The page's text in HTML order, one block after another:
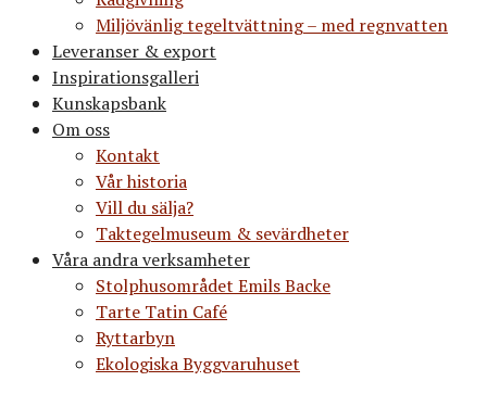
Miljövänlig tegeltvättning – med regnvatten
Leveranser & export
Inspirationsgalleri
Kunskapsbank
Om oss
Kontakt
Vår historia
Vill du sälja?
Taktegelmuseum & sevärdheter
Våra andra verksamheter
Stolphusområdet Emils Backe
Tarte Tatin Café
Ryttarbyn
Ekologiska Byggvaruhuset